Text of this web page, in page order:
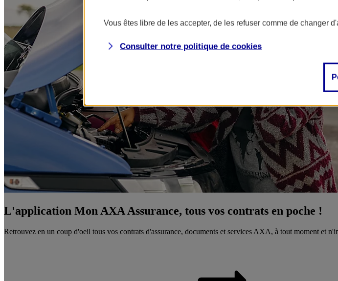
L'application Mon AXA Assurance, tous vos contrats en poche !
Retrouvez en un coup d'oeil tous vos contrats d'assurance, documents et services AXA, à tout moment et
Vous êtes libre de les accepter, de les refuser comme de changer
Consulter notre politique de cookies